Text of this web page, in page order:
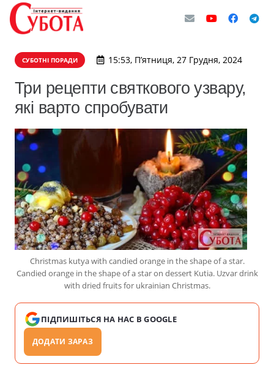
СУБОТНІ ПОРАДИ 15:53, П’ятниця, 27 Грудня, 2024
Три рецепти святкового узвару,
які варто спробувати
Christmas kutya with candied orange in the shape of a star.
Candied orange in the shape of a star on dessert Kutia. Uzvar drink
with dried fruits for ukrainian Christmas.
ПІДПИШІТЬСЯ НА НАС В GOOGLE
ДОДАТИ ЗАРАЗ